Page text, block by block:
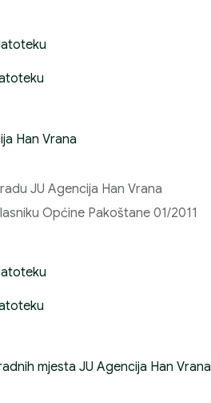
Han Vrana
JU Agencija Han Vrana
Općine Pakoštane 01/2011
mjesta JU Agencija Han Vrana